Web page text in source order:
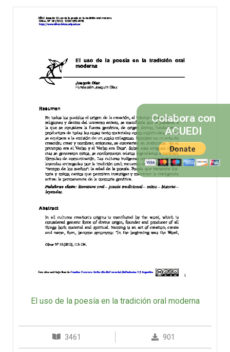
El uso de la poesía en la tradición oral moderna
3461 901
Colabora con
ACUEDI